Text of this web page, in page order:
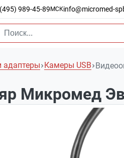
989-45-89 МСКinfo@micromed-
адаптеры Камеры USB
Микромед